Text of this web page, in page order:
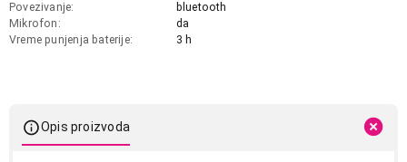
Povezivanje
bluetooth
Mikrofon
da
Vreme punjenja baterije
3 h
Opis proizvoda